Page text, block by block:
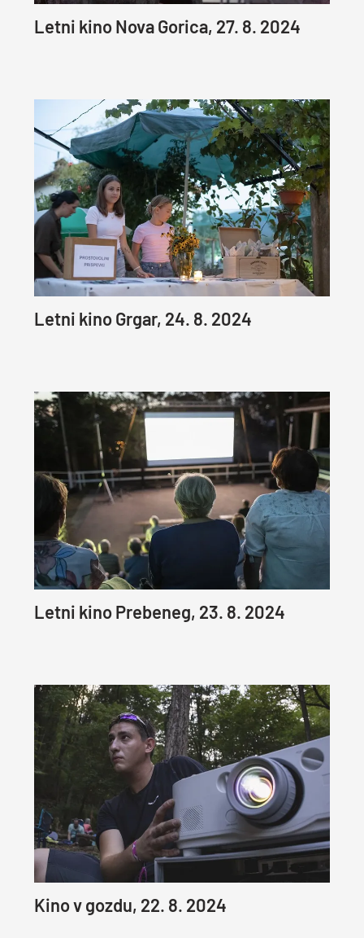
Letni kino Nova Gorica, 27. 8. 2024
Letni kino Grgar, 24. 8. 2024
Letni kino Prebeneg, 23. 8. 2024
Kino v gozdu, 22. 8. 2024